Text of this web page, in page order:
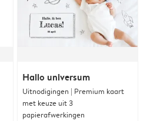
Hallo universum
Uitnodigingen | Premium kaart
met keuze uit 3
papierafwerkingen